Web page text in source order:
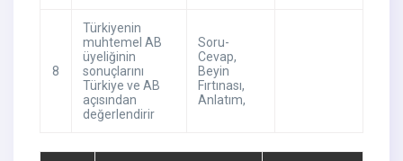
8
Türkiyenin
muhtemel AB
üyeliğinin
sonuçlarını
Türkiye ve AB
açısından
değerlendirir
Soru-
Cevap,
Beyin
Fırtınası,
Anlatım,